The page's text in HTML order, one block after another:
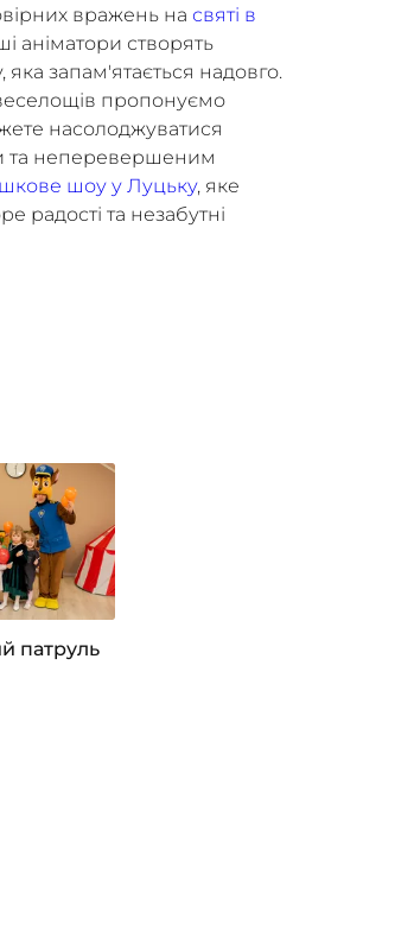
вражень на святі в
аніматори створять
запам'ятається надовго.
пропонуємо
насолоджуватися
та неперевершеним
шоу у Луцьку, яке
радості та незабутні
патруль